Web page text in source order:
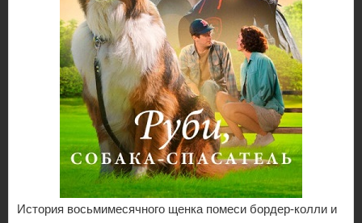
История восьмимесячного щенка помеси бордер-колли и